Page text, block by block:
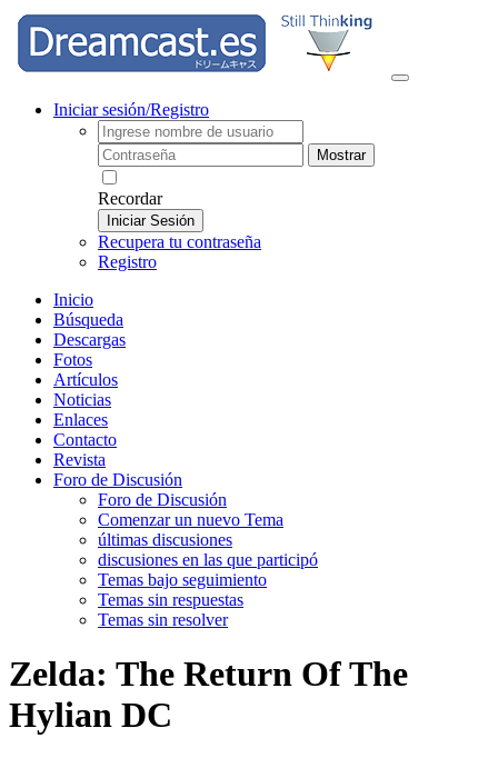
Iniciar sesión/Registro
Mostrar
Recordar
Iniciar Sesión
Recupera tu contraseña
Registro
Inicio
Búsqueda
Descargas
Fotos
Artículos
Noticias
Enlaces
Contacto
Revista
Foro de Discusión
Foro de Discusión
Comenzar un nuevo Tema
últimas discusiones
discusiones en las que participó
Temas bajo seguimiento
Temas sin respuestas
Temas sin resolver
Zelda: The Return Of The
Hylian DC